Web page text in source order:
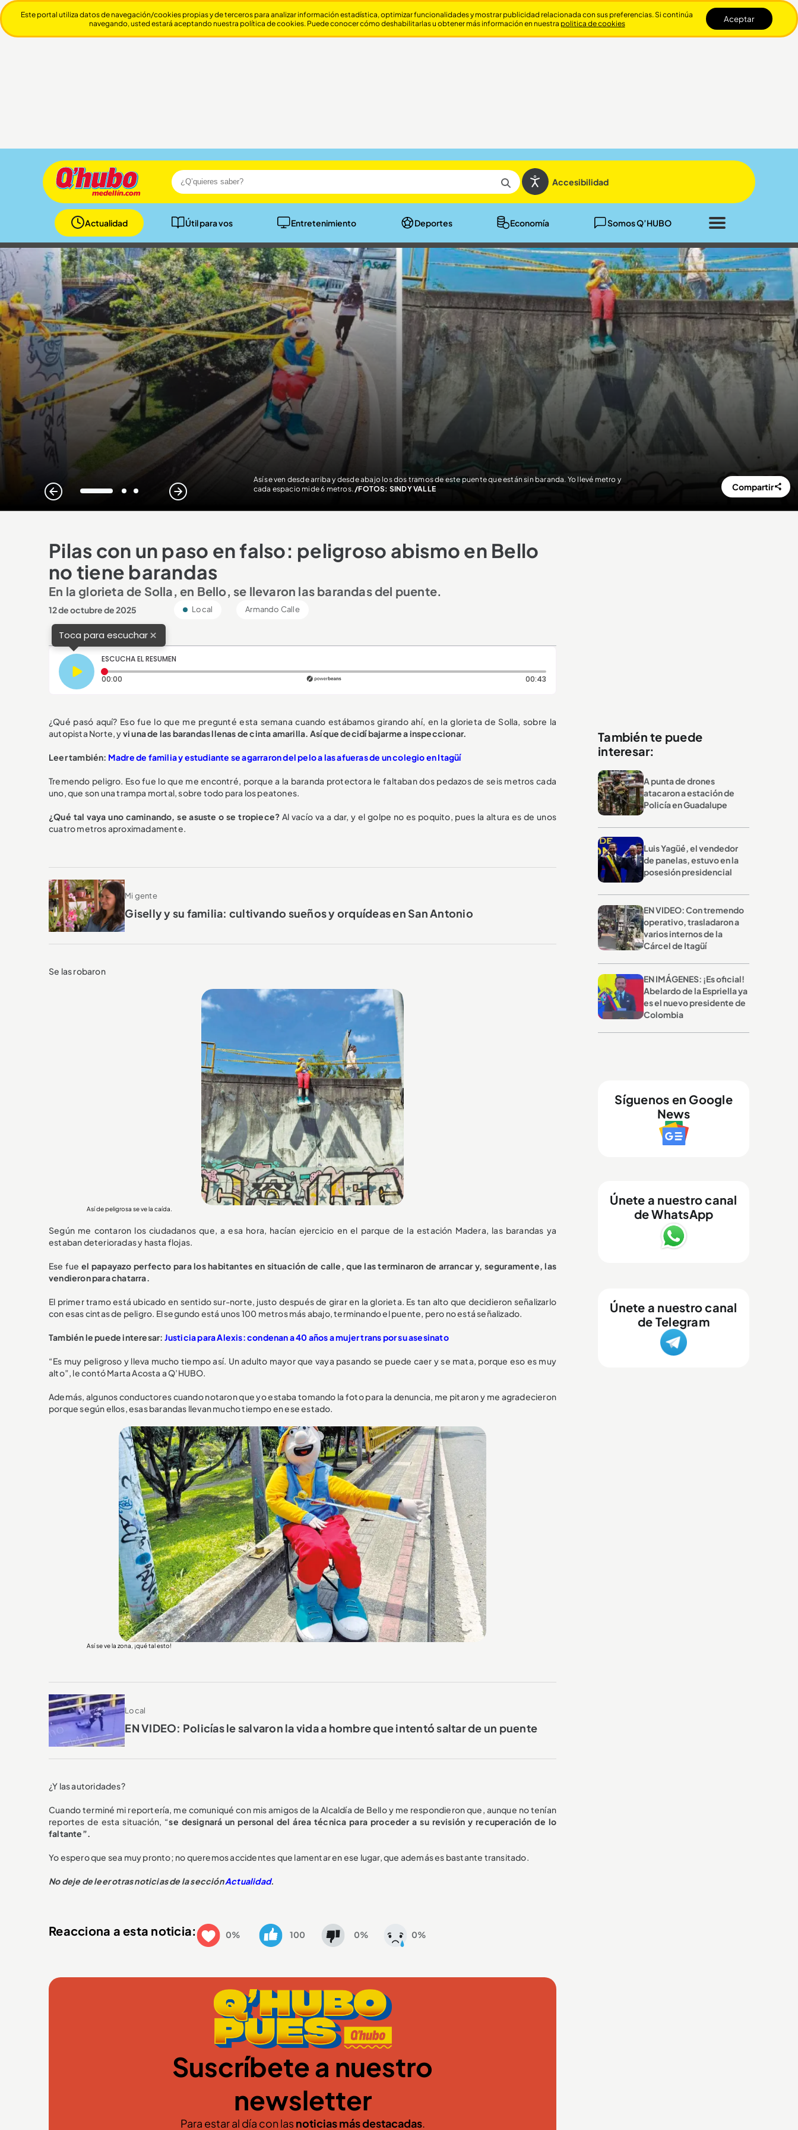
Accesibilidad
Actualidad Útil para vos Entretenimiento Deportes Economía Somos Q’HUBO
Cerrar
Así se ven desde arriba y desde abajo los dos tramos de este puente que están sin baranda. Yo llevé metro y
cada espacio mide 6 metros. /FOTOS: SINDY VALLE
1 2 3
Compartir
Pilas con un paso en falso: peligroso abismo en Bello
no tiene barandas
En la glorieta de Solla, en Bello, se llevaron las barandas del puente.
12 de octubre de 2025 Local Armando Calle
Toca para escuchar×
ESCUCHA EL RESUMEN
00:00
00:43Duración: 43 segundos
¿Qué pasó aquí? Eso fue lo que me pregunté esta semana cuando estábamos girando ahí, en la glorieta de Solla, sobre la
autopista Norte, yvi una de las barandas llenas de cinta amarilla. Así que decidí bajarme a inspeccionar.
Leer también: Madre de familia y estudiante se agarraron del pelo a las afueras de un colegio en Itagüí
Tremendo peligro. Eso fue lo que me encontré, porque a la baranda protectora le faltaban dos pedazos de seis metros cada
uno, que son una trampa mortal, sobre todo para los peatones.
¿Qué tal vaya uno caminando, se asuste o se tropiece? Al vacío va a dar, y el golpe no es poquito, pues la altura es de unos
cuatro metros aproximadamente.
Mi gente
Giselly y su familia: cultivando sueños y orquídeas en San Antonio
Se las robaron
Así de peligrosa se ve la caída.
Según me contaron los ciudadanos que, a esa hora, hacían ejercicio en el parque de la estación Madera, las barandas ya
estaban deterioradas y hasta flojas.
Ese fueel papayazo perfecto para los habitantes en situación de calle, que las terminaron de arrancar y, seguramente, las
vendieron para chatarra.
El primer tramo está ubicado en sentido sur-norte, justo después de girar en la glorieta. Es tan alto que decidieron señalizarlo
con esas cintas de peligro. El segundo está unos 100 metros más abajo, terminando el puente, pero no está señalizado.
También le puede interesar: Justicia para Alexis: condenan a 40 años a mujer trans por su asesinato
“Es muy peligroso y lleva mucho tiempo así. Un adulto mayor que vaya pasando se puede caer y se mata, porque eso es muy
alto”, le contó Marta Acosta a Q’HUBO.
Además, algunos conductores cuando notaron que yo estaba tomando la foto para la denuncia, me pitaron y me agradecieron
porque según ellos, esas barandas llevan mucho tiempo en ese estado.
Así se ve la zona, ¡qué tal esto!
Local
EN VIDEO: Policías le salvaron la vida a hombre que intentó saltar de un puente
¿Y las autoridades?
Cuando terminé mi reportería, me comuniqué con mis amigos de la Alcaldía de Bello y me respondieron que, aunque no tenían
reportes de esta situación, “se designará un personal del área técnica para proceder a su revisión y recuperación de lo
faltante”.
Yo espero que sea muy pronto; no queremos accidentes que lamentar en ese lugar, que además es bastante transitado.
No deje de leer otras noticias de la secciónActualidad.
Reacciona a esta noticia: 0% 100 0% 0%
Suscríbete a nuestro
newsletter
Para estar al día con lasnoticias más destacadas.
También te puede
interesar:
A punta de drones
atacaron a estación de
Policía en Guadalupe
Luis Yagüé, el vendedor
de panelas, estuvo en la
posesión presidencial
EN VIDEO: Con tremendo
operativo, trasladaron a
varios internos de la
Cárcel de Itagüí
EN IMÁGENES: ¡Es oficial!
Abelardo de la Espriella ya
es el nuevo presidente de
Colombia
Síguenos en Google
News
Únete a nuestro canal
de WhatsApp
Únete a nuestro canal
de Telegram
Este portal utiliza datos de navegación/cookies propias y de terceros para analizar información estadística, optimizar funcionalidades y mostrar publicidad relacionada con sus preferencias. Si continúa
navegando, usted estará aceptando nuestra política de cookies. Puede conocer cómo deshabilitarlas u obtener más información en nuestra politica de cookies Aceptar